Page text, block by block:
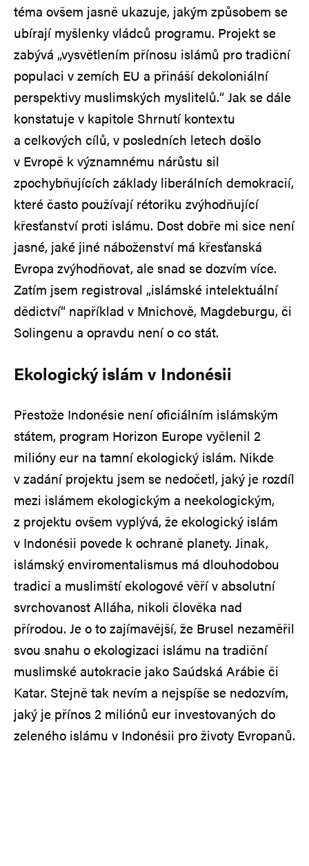
téma ovšem jasně ukazuje, jakým způsobem se
ubírají myšlenky vládců programu. Projekt se
zabývá „vysvětlením přínosu islámů pro tradiční
populaci v zemích EU a přináší dekoloniální
perspektivy muslimských myslitelů.“ Jak se dále
konstatuje v kapitole Shrnutí kontextu
a celkových cílů, v posledních letech došlo
v Evropě k významnému nárůstu sil
zpochybňujících základy liberálních demokracií,
které často používají rétoriku zvýhodňující
křesťanství proti islámu. Dost dobře mi sice není
jasné, jaké jiné náboženství má křesťanská
Evropa zvýhodňovat, ale snad se dozvím více.
Zatím jsem registroval „islámské intelektuální
dědictví“ například v Mnichově, Magdeburgu, či
Solingenu a opravdu není o co stát.
Ekologický islám v Indonésii
Přestože Indonésie není oficiálním islámským
státem, program Horizon Europe vyčlenil 2
milióny eur na tamní ekologický islám. Nikde
v zadání projektu jsem se nedočetl, jaký je rozdíl
mezi islámem ekologickým a neekologickým,
z projektu ovšem vyplývá, že ekologický islám
v Indonésii povede k ochraně planety. Jinak,
islámský enviromentalismus má dlouhodobou
tradici a muslimští ekologové věří v absolutní
svrchovanost Alláha, nikoli člověka nad
přírodou. Je o to zajímavější, že Brusel nezaměřil
svou snahu o ekologizaci islámu na tradiční
muslimské autokracie jako Saúdská Arábie či
Katar. Stejně tak nevím a nejspíše se nedozvím,
jaký je přínos 2 miliónů eur investovaných do
zeleného islámu v Indonésii pro životy Evropanů.